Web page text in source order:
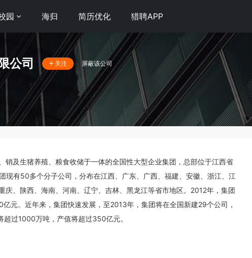
园 海归 简历优化 猎聘APP
公司 关注 屏蔽该公司
销及生猪养殖、粮食收储于一体的全国性大型企业集团，总部位于江西省
现有50多个分子公司，分布在江西、广东、广西、福建、安徽、浙江、江
庆、陕西、海南、河南、辽宁、吉林、黑龙江等省市地区。2012年，集团
元。近年来，集团快速发展，至2013年，集团将在全国新建29个公司，
过1000万吨，产值将超过350亿元。